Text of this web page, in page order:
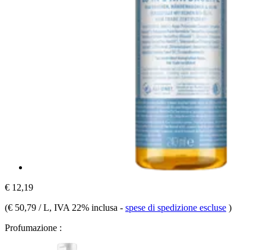
€ 12,19
(€ 50,79 / L, IVA 22% inclusa - spese di spedizione escluse )
Profumazione :